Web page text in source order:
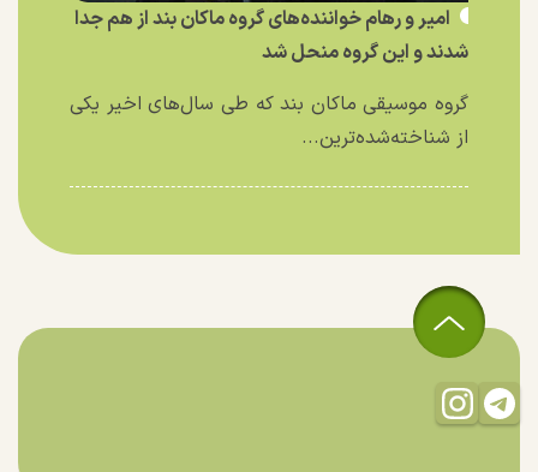
امیر و رهام خواننده‌های گروه ماکان بند از هم جدا
شدند و این گروه منحل شد
گروه موسیقی ماکان بند که طی سال‌های اخیر یکی
از شناخته‌شده‌ترین...